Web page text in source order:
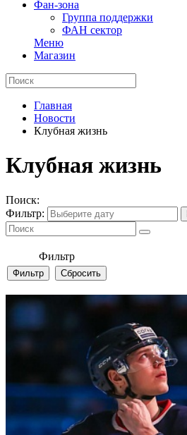
Фан-зона
Группа поддержки
ФАН сектор
Меню
Магазин
Главная
Новости
Клубная жизнь
Клубная жизнь
Поиск:
Фильтр:
Фильтр